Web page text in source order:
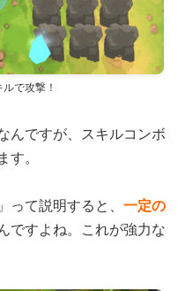
で攻撃！
んですが、スキルコンボ
す。
って説明すると、 一定の
ですよね。これが強力な